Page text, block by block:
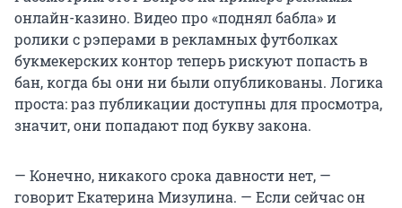
онлайн-казино. Видео про «поднял бабла» и
ролики с рэперами в рекламных футболках
букмекерских контор теперь рискуют попасть в
бан, когда бы они ни были опубликованы. Логика
проста: раз публикации доступны для просмотра,
значит, они попадают под букву закона.
— Конечно, никакого срока давности нет, —
говорит Екатерина Мизулина. — Если сейчас он